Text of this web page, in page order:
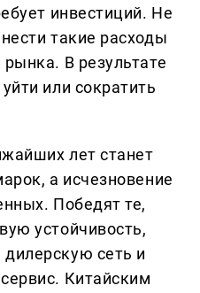
инвестиций. Не
такие расходы
В результате
или сократить
лет станет
а исчезновение
Победят те,
устойчивость,
сеть и
Китайским